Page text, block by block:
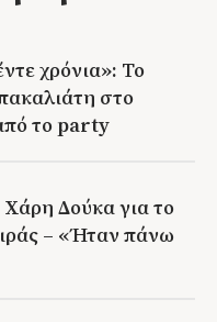
χρόνια»: Το
στο
το party
Δούκα για το
– «Ήταν πάνω